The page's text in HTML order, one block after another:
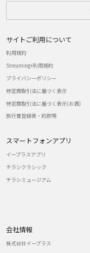
サイトご利用について
利用規約
Streaming+利用規約
プライバシーポリシー
特定商取引法に基づく表示
特定商取引法に基づく表示(お酒)
旅行業登録表・約款等
スマートフォンアプリ
イープラスアプリ
チラシクラシック
チラシミュージアム
会社情報
株式会社イープラス